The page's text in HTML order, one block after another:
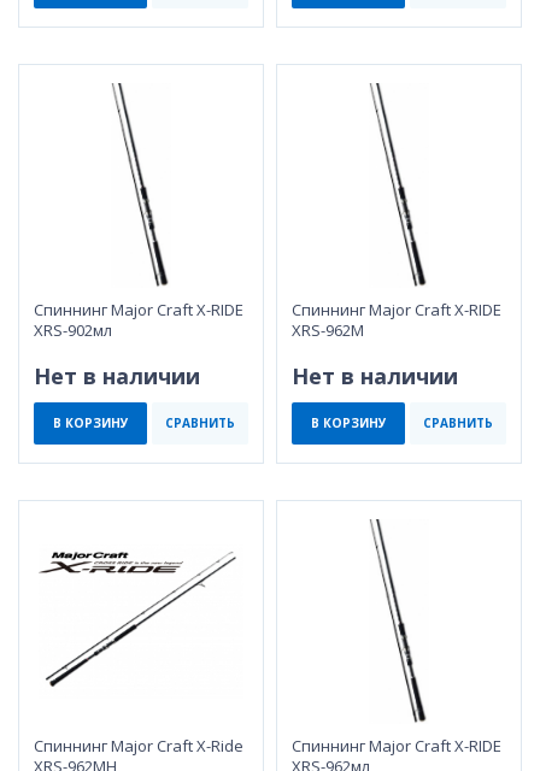
Спиннинг Major Craft X-RIDE
XRS-902мл
Нет в наличии
В КОРЗИНУ СРАВНИТЬ
Спиннинг Major Craft X-RIDE
XRS-962M
Нет в наличии
В КОРЗИНУ СРАВНИТЬ
Спиннинг Major Craft X-Ride
XRS-962MH
Спиннинг Major Craft X-RIDE
XRS-962мл